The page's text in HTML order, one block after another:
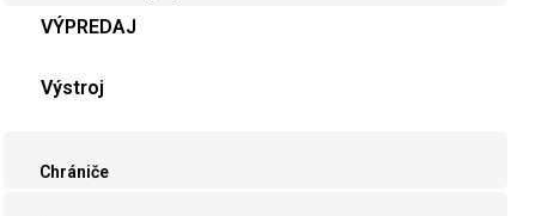
VÝPREDAJ
Výstroj
Chrániče